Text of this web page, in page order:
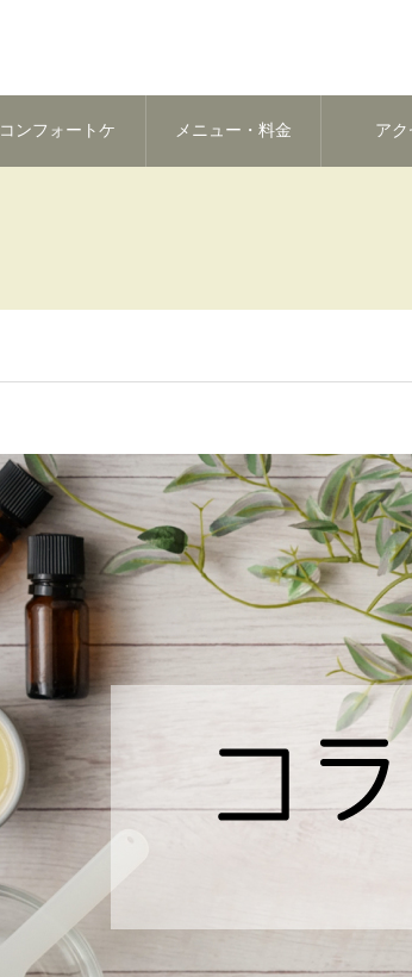
コンフォートケ メニュー・料金 ア